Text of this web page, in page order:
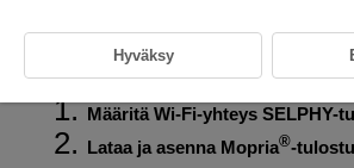
Voit tulostaa Android™-laitteilta käyttämällä
Määritä Wi-Fi-yhteys SELPHY-
Lataa ja asenna Mopria®-
Hyväksy